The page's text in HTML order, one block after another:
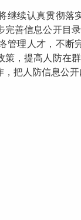
续认真贯彻落
完善信息公开目
管理人才，不
策，提高人防在
把人防信息公